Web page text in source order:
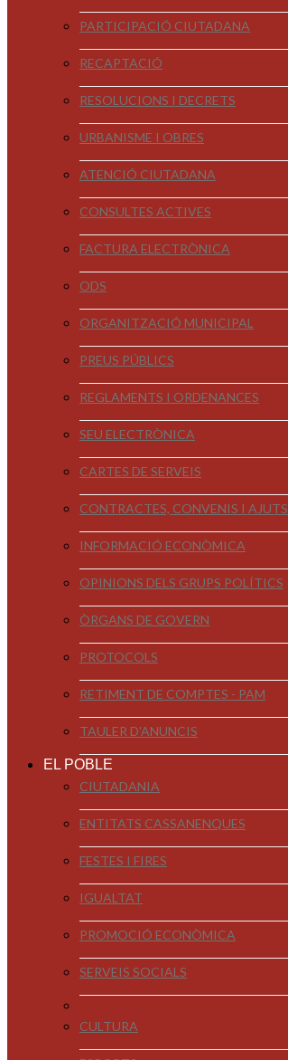
PARTICIPACIÓ CIUTADANA
RECAPTACIÓ
RESOLUCIONS I DECRETS
URBANISME I OBRES
ATENCIÓ CIUTADANA
CONSULTES ACTIVES
FACTURA ELECTRÒNICA
ODS
ORGANITZACIÓ MUNICIPAL
PREUS PÚBLICS
REGLAMENTS I ORDENANCES
SEU ELECTRÒNICA
CARTES DE SERVEIS
CONTRACTES, CONVENIS I AJUTS
INFORMACIÓ ECONÒMICA
OPINIONS DELS GRUPS POLÍTICS
ÒRGANS DE GOVERN
PROTOCOLS
RETIMENT DE COMPTES - PAM
TAULER D'ANUNCIS
EL POBLE
CIUTADANIA
ENTITATS CASSANENQUES
FESTES I FIRES
IGUALTAT
PROMOCIÓ ECONÒMICA
SERVEIS SOCIALS
CULTURA